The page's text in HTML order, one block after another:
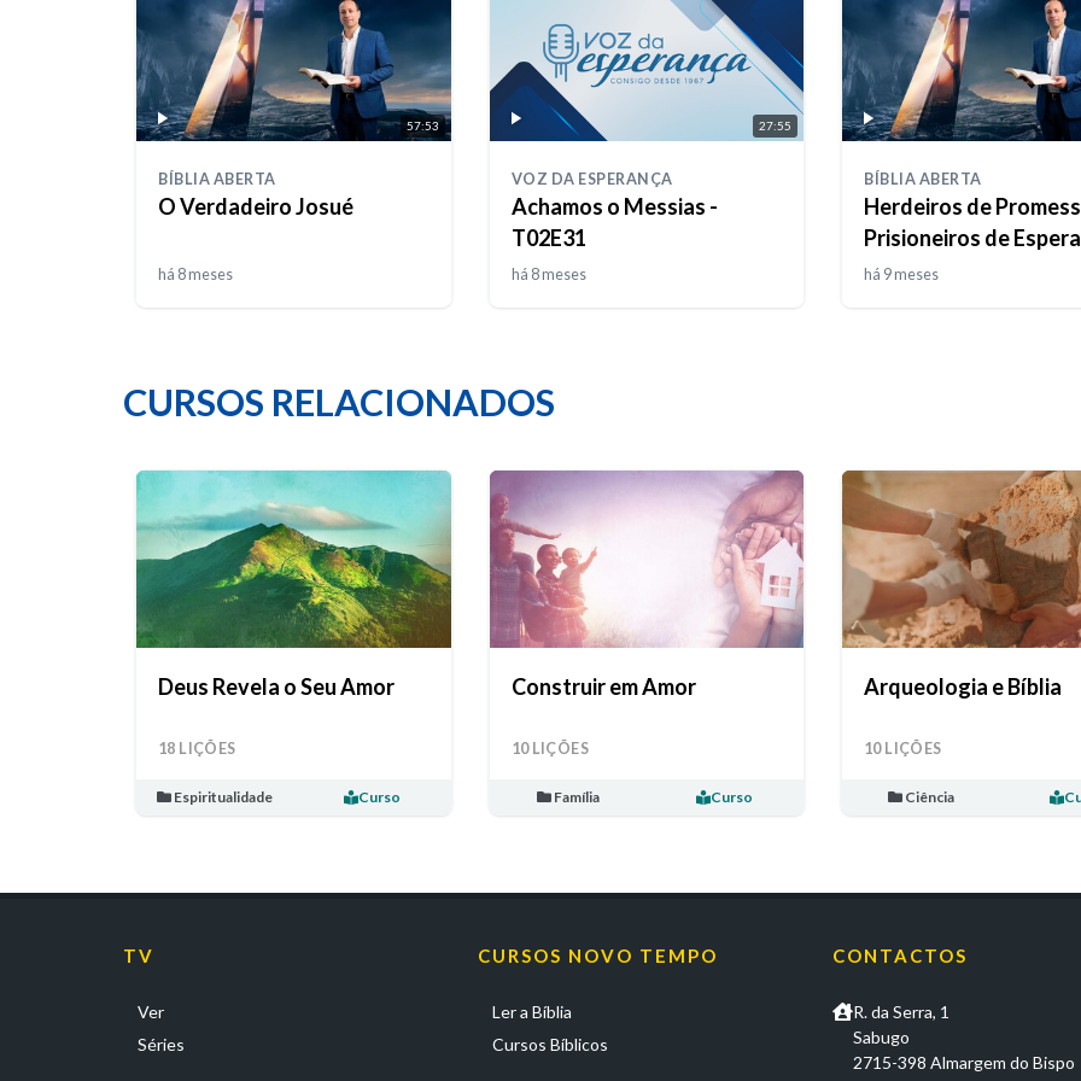
57:53
BÍBLIA ABERTA
O Verdadeiro Josué
há 8 meses
27:55
VOZ DA ESPERANÇA
Achamos o Messias -
T02E31
há 8 meses
BÍBLIA ABERTA
Herdeiros de
Prisioneiros de
há 9 meses
CURSOS RELACIONADOS
Deus Revela o Seu Amor
18 LIÇÕES
Espiritualidade Curso
Construir em Amor
10 LIÇÕES
Família Curso
Arqueologia e Bíblia
10 LIÇÕES
Ciência
TV
Ver
Séries
CURSOS NOVO TEMPO
Ler a Bíblia
Cursos Bíblicos
CONTACTOS
R. da Serra, 1
Sabugo
2715-398 Almargem do Bispo